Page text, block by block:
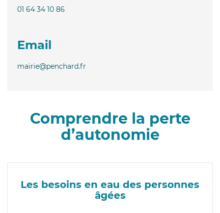
01 64 34 10 86
Email
mairie@penchard.fr
Comprendre la perte
d’autonomie
Les besoins en eau des personnes
âgées